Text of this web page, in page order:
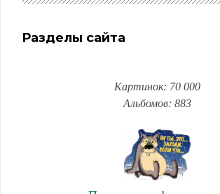
Разделы сайта
Картинок: 70 000
Альбомов: 883